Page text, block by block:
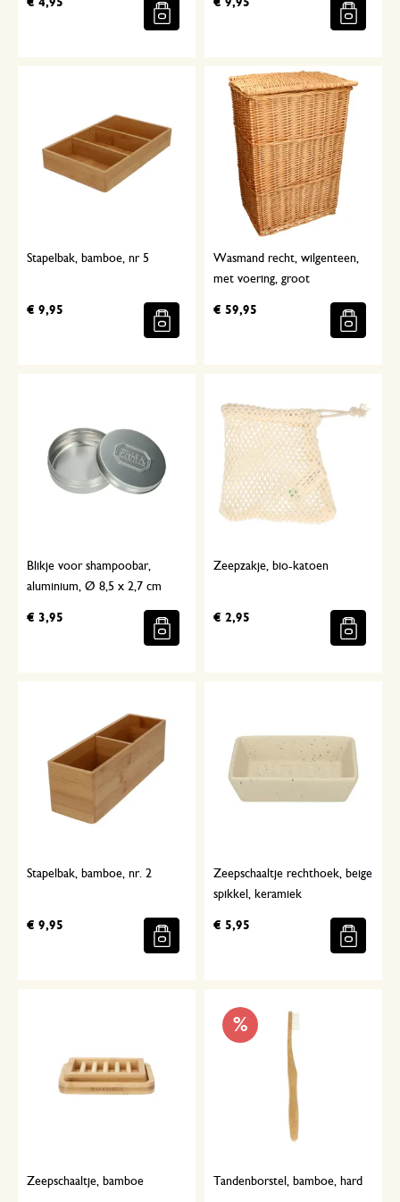
€ 4,95 € 9,95
Stapelbak, bamboe, nr 5
€ 9,95
Wasmand recht, wilgenteen,
met voering, groot
€ 59,95
Blikje voor shampoobar,
aluminium, Ø 8,5 x 2,7 cm
€ 3,95
Zeepzakje, bio-katoen
€ 2,95
Stapelbak, bamboe, nr. 2
€ 9,95
Zeepschaaltje rechthoek, beige
spikkel, keramiek
€ 5,95
Zeepschaaltje, bamboe
%
Tandenborstel, bamboe, hard